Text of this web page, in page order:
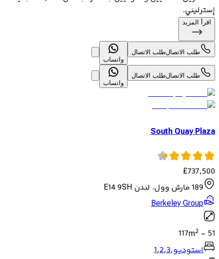
إسترليني.
اقرأ المزيد
طلب الاتصالطلب الاتصال
واتساب
طلب الاتصالطلب الاتصال
واتساب
South Quay Plaza
£737,500
189 مارش وول، لندن E14 9SH
Berkeley Group
51
-
117m2
استوديو,
1,2,3